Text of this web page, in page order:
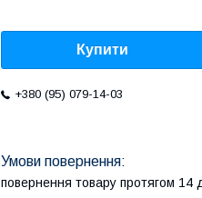
Купити
+380 (95) 079-14-03
повернення товару протягом 14